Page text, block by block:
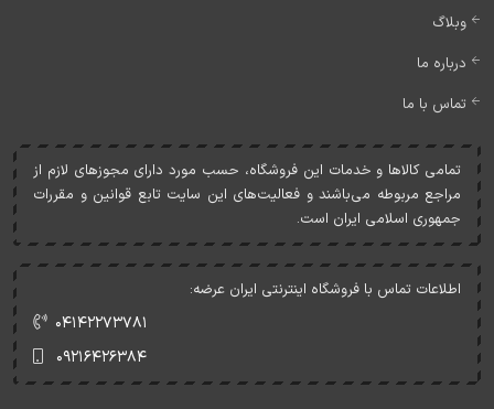
وبلاگ
درباره ما
تماس با ما
تمامی کالاها و خدمات اين فروشگاه، حسب مورد دارای مجوزهای لازم از
مراجع مربوطه می‌باشند و فعاليت‌های اين سايت تابع قوانين و مقررات
جمهوری اسلامی ايران است.
اطلاعات تماس با فروشگاه اینترنتی ایران عرضه:
۰۴۱۴۲۲۷۳۷۸۱
۰۹۲۱۶۴۲۶۳۸۴